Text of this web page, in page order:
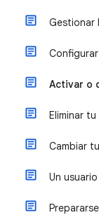
Gestionar
Activar o
Eliminar
Cambiar
Un